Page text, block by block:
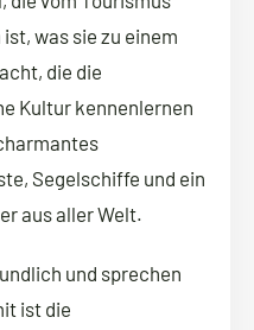
was sie zu einem
die die
Kultur kennenlernen
Segelschiffe und ein
aus aller Welt.
und sprechen
ist die